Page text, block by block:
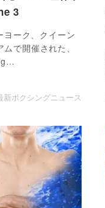
3
ーク、クイーン
で開催された、
新ボクシングニュース